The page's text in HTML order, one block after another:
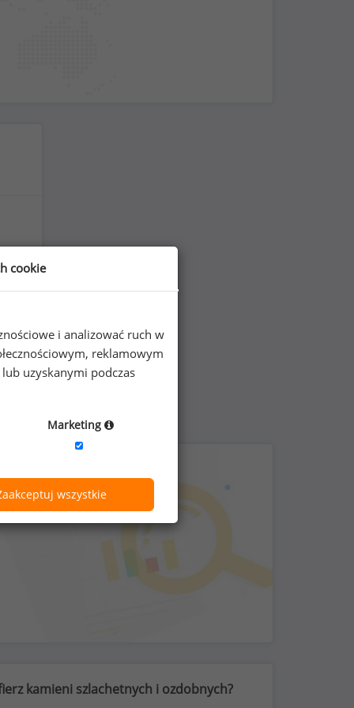
kamieni szlachetnych i ozdobnych?
cookie
i analizować ruch w
reklamowym
uzyskanymi podczas
Marketing
wszystkie